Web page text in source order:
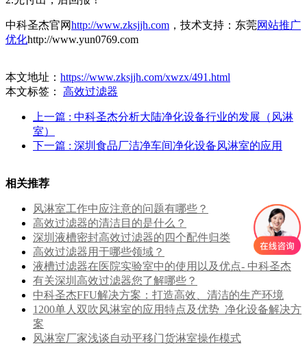
中科圣杰官网http://www.zksjjh.com ，技术支持：东莞网站推广
优化http://www.yun0769.com
本文地址： https://www.zksjjh.com/xwzx/491.html
本文标签： 高效过滤器
上一篇 : 中科圣杰分析大陆净化设备行业的发展（风淋
室）
下一篇 : 深圳食品厂洁净车间净化设备风淋室的应用
相关推荐
风淋室工作中应注意的问题有哪些？
高效过滤器的清洁目的是什么？
深圳液槽密封高效过滤器的四个配件归类
高效过滤器用于哪些领域？
液槽过滤器在医院实验室中的使用以及优点- 中科圣杰
有关深圳高效过滤器您了解哪些？
中科圣杰FFU解决方案：打造高效、清洁的生产环境
1200单人双吹风淋室的应用特点及优势_净化设备解决方
案
风淋室厂家浅谈自动平移门货淋室操作模式